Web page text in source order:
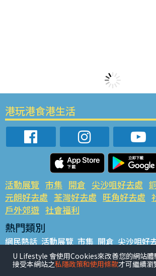
港玩港食港生活
活動展覽 市集 開倉 尖沙咀好去處
元朗好去處 荃灣好去處 旺角好去處
戶外郊遊 社會福利
熱門類別
網民熱話 活動展覽 市集 開倉 尖沙咀好
銅鑼灣好去處 元朗好去處 荃灣好去處
餐廳情報 戶外郊遊
U Lifestyle 會使用Cookies來改善您的網站體
接受本網站之私隱政策和使用條款才可繼續瀏